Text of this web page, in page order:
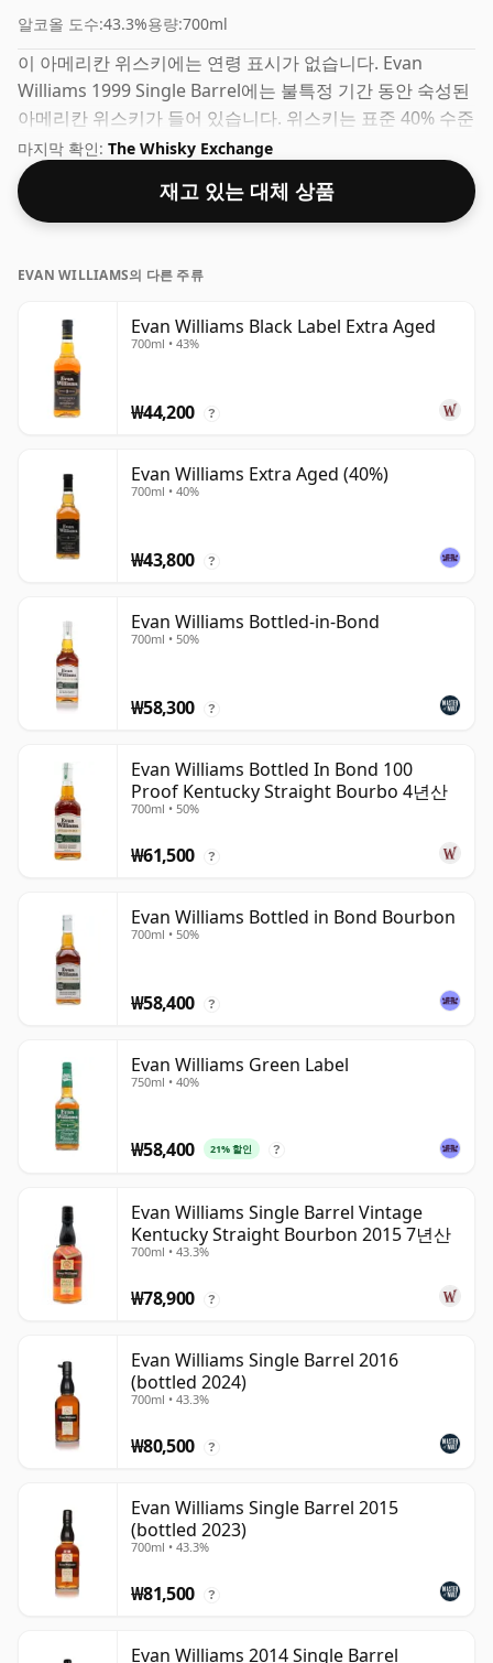
알코올 도수:43.3%용량:700ml
이 아메리칸 위스키에는 연령 표시가 없습니다. Evan
Williams 1999 Single Barrel에는 불특정 기간 동안 숙성된
아메리칸 위스키가 들어 있습니다. 위스키는 표준 40% 수준
에서 한 단계 높은 43.3%의 적절한 ABV로 병입되었으며 사
실상 70cl의 병 크기로 배송됩니다.
마지막 확인: The Whisky Exchange
재고 있는 대체 상품
EVAN WILLIAMS의 다른 주류
Evan Williams Black Label Extra Aged
700ml • 43%
₩44,200 ?
Evan Williams Extra Aged (40%)
700ml • 40%
₩43,800 ?
Evan Williams Bottled-in-Bond
700ml • 50%
₩58,300 ?
Evan Williams Bottled In Bond 100
Proof Kentucky Straight Bourbo 4년산
700ml • 50%
₩61,500 ?
Evan Williams Bottled in Bond Bourbon
700ml • 50%
₩58,400 ?
Evan Williams Green Label
750ml • 40%
₩58,400 21% 할인 ?
Evan Williams Single Barrel Vintage
Kentucky Straight Bourbon 2015 7년산
700ml • 43.3%
₩78,900 ?
Evan Williams Single Barrel 2016
(bottled 2024)
700ml • 43.3%
₩80,500 ?
Evan Williams Single Barrel 2015
(bottled 2023)
700ml • 43.3%
₩81,500 ?
Evan Williams 2014 Single Barrel